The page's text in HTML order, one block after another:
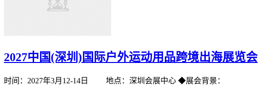
2027中国(深圳)国际户外运动用品跨境出海展览会
时间：2027年3月12-14日 地点：深圳会展中心 ◆展